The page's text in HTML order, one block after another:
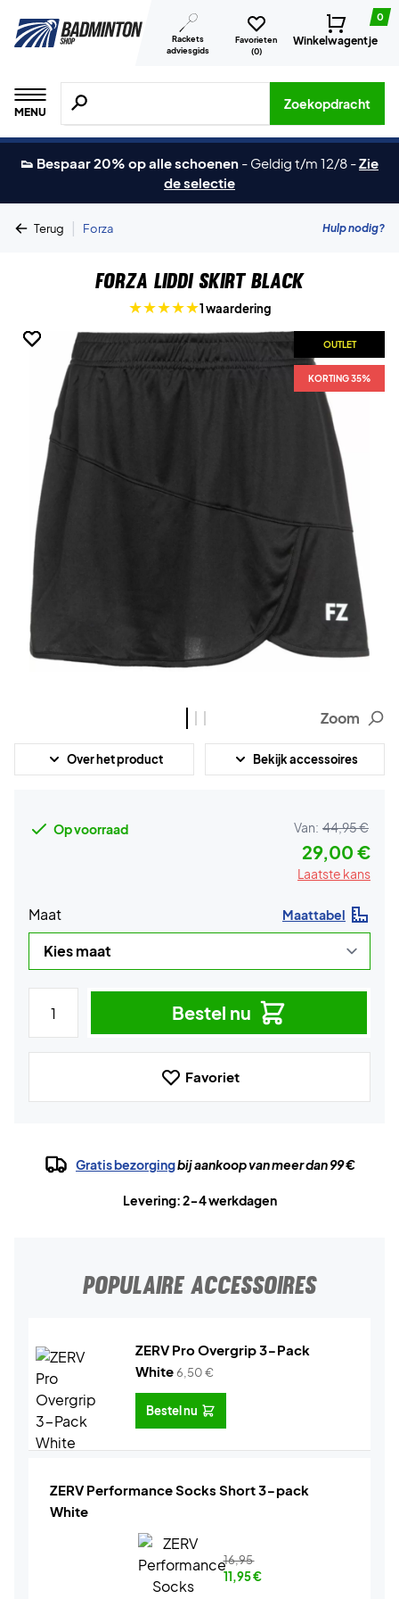
Rackets
adviesgids
Favorieten
(0)
0
Winkelwagentje
MENU
Zoeken naar producten, merken etc.
Zoekopdracht
👟 Bespaar 20% op alle schoenen - Geldig t/m 12/8 -Zie
de selectie
Terug | Forza Hulp nodig?
Forza Liddi Skirt Black
1 waardering
OUTLET
KORTING 35%
OUTLET
KORTING 35%
OUTLET
KORTING 35%
Zoom
Over het product Bekijk accessoires
Op voorraad Van: 44,95 €
29,00 €
Laatste kans
Maat Maattabel
Bestel nu
Favoriet
Gratis bezorgingbij aankoop van meer dan 99 €
Levering: 2-4 werkdagen
POPULAIRE ACCESSOIRES
ZERV Pro Overgrip 3-Pack
White6,50€
Bestel nu
ZERV Performance Socks Short 3-pack
White
16,95
11,95€